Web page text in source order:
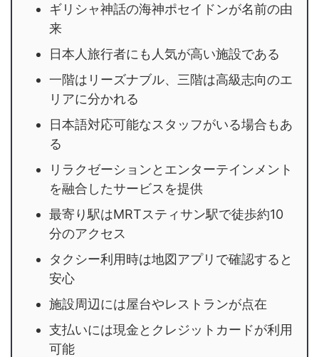
ギリシャ神話の海神ポセイドンが名前の由
来
日本人旅行者にも人気が高い施設である
一階はリーズナブル、三階は高級志向のエ
リアに分かれる
日本語対応可能なスタッフがいる場合もあ
る
リラクゼーションとエンターテインメント
を融合したサービスを提供
最寄り駅はMRTスティサン駅で徒歩約10
分のアクセス
タクシー利用時は地図アプリで確認すると
安心
施設周辺には屋台やレストランが点在
支払いには現金とクレジットカードが利用
可能